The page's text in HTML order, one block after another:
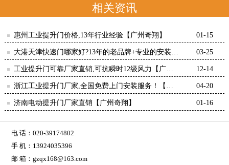
相关资讯
惠州工业提升门价格,13年行业经验【广州奇翔】 01-15
大港天津快速门哪家好?13年的老品牌+专业的安装团
队【广州奇翔】
03-25
工业提升门可靠厂家直销,可抗瞬时12级风力【广州
奇翔】
12-14
浙江工业提升门厂家,全国免费上门安装服务！【广
州奇翔】
04-20
济南电动提升门厂家直销【广州奇翔】 01-16
电 话：020-39174802
手 机：13924035396
邮 箱：gzqx168@163.com